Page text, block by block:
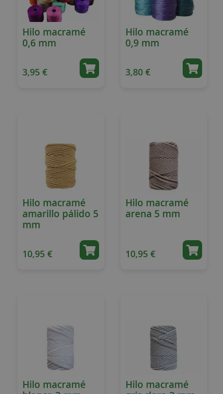
Hilo macramé
0,6 mm
3,95 €
Hilo macramé
0,9 mm
3,80 €
Hilo macramé
amarillo pálido 5
mm
10,95 €
Hilo macramé
arena 5 mm
10,95 €
Hilo macramé
Hilo macramé